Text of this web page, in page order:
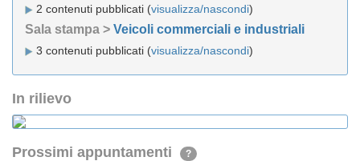
2 contenuti pubblicati (visualizza/nascondi)
Sala stampa > Veicoli commerciali e industriali
3 contenuti pubblicati (visualizza/nascondi)
In rilievo
Prossimi appuntamenti ?